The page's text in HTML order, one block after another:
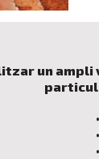
un